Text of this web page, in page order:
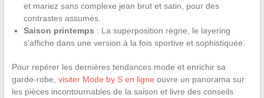
et mariez sans complexe jean brut et satin, pour des
contrastes assumés.
Saison printemps : La superposition règne, le layering
s’affiche dans une version à la fois sportive et sophistiquée.
Pour repérer les dernières tendances mode et enrichir sa
garde-robe, visiter Mode by S en ligne ouvre un panorama sur
les pièces incontournables de la saison et livre des conseils